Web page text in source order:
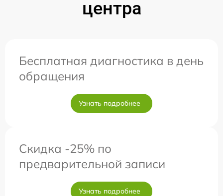
центра
Бесплатная диагностика в день
обращения
Узнать подробнее
Скидка -25% по
предварительной записи
Узнать подробнее